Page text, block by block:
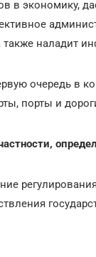
в экономику,
наладит
очередь в
порты и